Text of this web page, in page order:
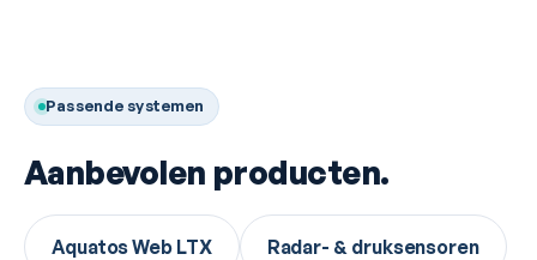
Passende systemen
Aanbevolen producten.
Aquatos Web LTX Radar- & druksensoren